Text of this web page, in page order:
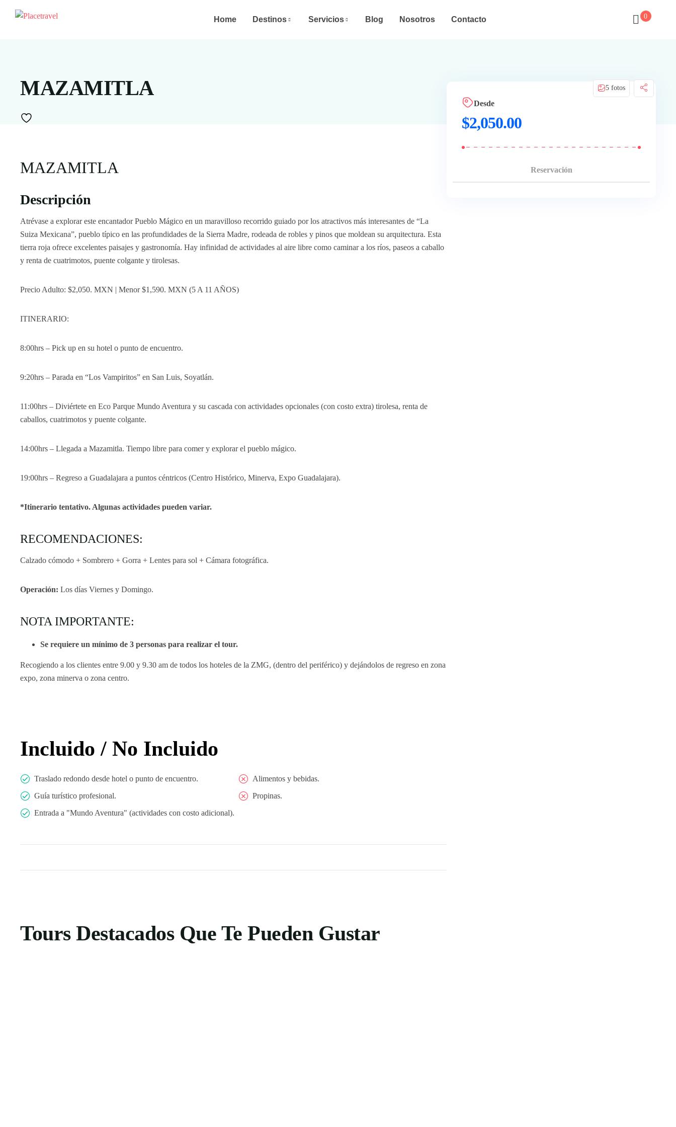
Home Destinos Servicios Blog Nosotros Contacto 0
MAZAMITLA 5 fotos
MAZAMITLA
Descripción
Atrévase a explorar este encantador Pueblo Mágico en un maravilloso recorrido guiado por los atractivos más interesantes de “La
Suiza Mexicana”, pueblo típico en las profundidades de la Sierra Madre, rodeada de robles y pinos que moldean su arquitectura. Esta
tierra roja ofrece excelentes paisajes y gastronomía. Hay infinidad de actividades al aire libre como caminar a los ríos, paseos a caballo
y renta de cuatrimotos, puente colgante y tirolesas.
Precio Adulto: $2,050. MXN | Menor$1,590. MXN (5 A 11 AÑOS)
ITINERARIO:
8:00hrs – Pick up en su hotel o punto de encuentro.
9:20hrs – Parada en “Los Vampiritos” en San Luis, Soyatlán.
11:00hrs – Diviértete en Eco Parque Mundo Aventura y su cascada con actividades opcionales (con costo extra) tirolesa, renta de
caballos, cuatrimotos y puente colgante.
14:00hrs – Llegada a Mazamitla. Tiempo libre para comer y explorar el pueblo mágico.
19:00hrs – Regreso a Guadalajara a puntos céntricos (Centro Histórico, Minerva, Expo Guadalajara).
*Itinerario tentativo. Algunas actividades pueden variar.
RECOMENDACIONES:
Calzado cómodo + Sombrero + Gorra + Lentes para sol + Cámara fotográfica.
Operación: Los días Viernes y Domingo.
NOTA IMPORTANTE:
Se requiere un mínimo de 3 personas para realizar el tour.
Recogiendo a los clientes entre 9.00 y 9.30 am de todos los hoteles de la ZMG, (dentro del periférico) y dejándolos de regreso en zona
expo, zona minerva o zona centro.
Incluido / No Incluido
Traslado redondo desde hotel o punto de encuentro.
Guía turístico profesional.
Entrada a "Mundo Aventura" (actividades con costo adicional).
Alimentos y bebidas.
Propinas.
Desde
$2,050.00
Reservación
Tours Destacados Que Te Pueden Gustar